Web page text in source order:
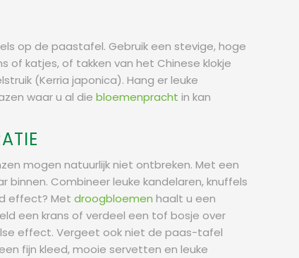
op de paastafel. Gebruik een stevige, hoge
of katjes, of takken van het Chinese klokje
(Kerria japonica). Hang er leuke
waar u al die bloemenpracht in kan
mogen natuurlijk niet ontbreken. Met een
Combineer leuke kandelaren, knuffels
effect? Met droogbloemen haalt u een
een krans of verdeel een tof bosje over
effect. Vergeet ook niet de paas-tafel
fijn kleed, mooie servetten en leuke